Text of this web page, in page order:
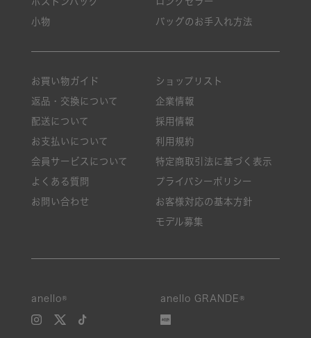
小物 バッグのお手入れ方法
お買い物ガイド
返品・交換について
配送について
お支払いについて
会員サービスについて
よくある質問
お問い合わせ
ショップリスト
企業情報
採用情報
利用規約
特定商取引法に基づく表示
プライバシーポリシー
お客様対応の基本方針
モデル募集
anello® anello GRANDE®